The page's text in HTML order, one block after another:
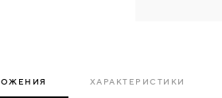
ХАРАКТЕРИСТИКИ